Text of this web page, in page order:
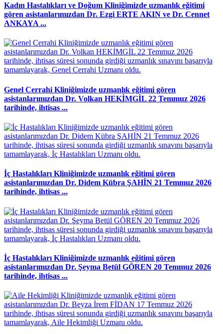
Kadın Hastalıkları ve Doğum Kliniğimizde uzmanlık eğitimi
gören asistanlarımızdan Dr. Ezgi ERTE AKIN ve Dr. Cennet
ANKAYA ...
Genel Cerrahi Kliniğimizde uzmanlık eğitimi gören
asistanlarımızdan Dr. Volkan HEKİMGİL 22 Temmuz 2026
tarihinde, ihtisas ...
İç Hastalıkları Kliniğimizde uzmanlık eğitimi gören
asistanlarımızdan Dr. Didem Kübra ŞAHİN 21 Temmuz 2026
tarihinde, ihtisas ...
İç Hastalıkları Kliniğimizde uzmanlık eğitimi gören
asistanlarımızdan Dr. Şeyma Betül GÖREN 20 Temmuz 2026
tarihinde, ihtisas ...